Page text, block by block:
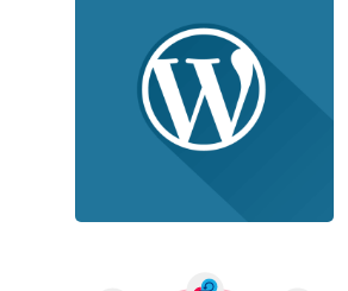
ข้างทุก
ธุรกิจ
ไทย
Posted
by
THAI
DATA
รวมข่าว
Cloud /
พร้อม